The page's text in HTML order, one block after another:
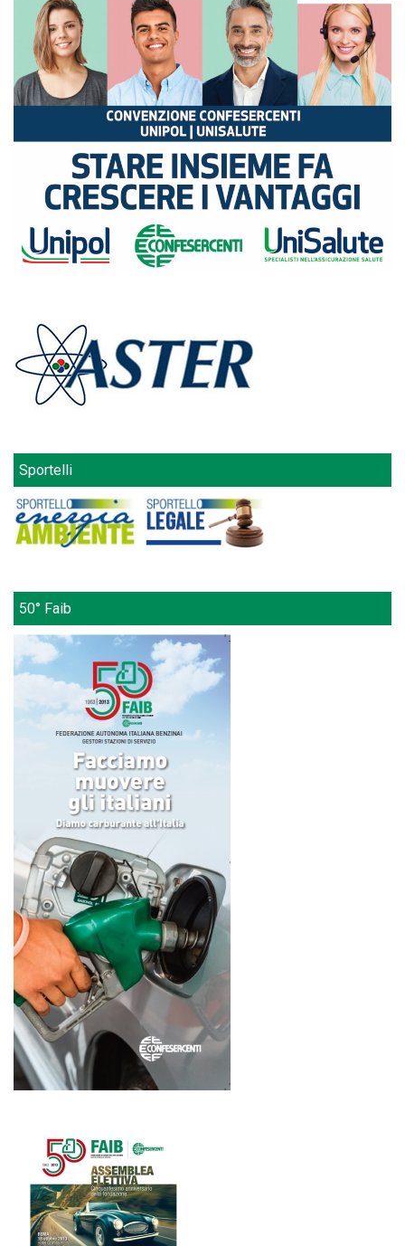
Sportelli
50° Faib